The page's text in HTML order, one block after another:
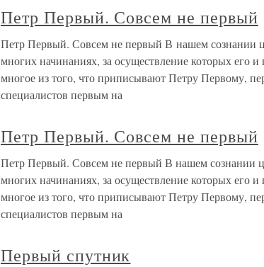
Петр Первый. Совсем не первый
Петр Первый. Совсем не первый В нашем сознании
многих начинаниях, за осуществление которых его
многое из того, что приписывают Петру Первому,
специалистов первым на
Петр Первый. Совсем не первый
Петр Первый. Совсем не первый В нашем сознании
многих начинаниях, за осуществление которых его
многое из того, что приписывают Петру Первому,
специалистов первым на
Первый спутник